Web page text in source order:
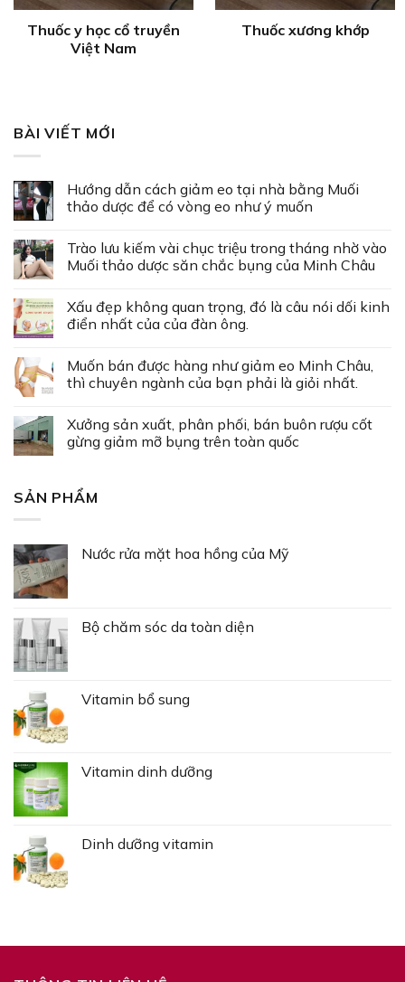
Thuốc y học cổ truyền
Việt Nam
Thuốc xương khớp
BÀI VIẾT MỚI
Hướng dẫn cách giảm eo tại nhà bằng Muối
thảo dược để có vòng eo như ý muốn
Trào lưu kiếm vài chục triệu trong tháng nhờ vào
Muối thảo dược săn chắc bụng của Minh Châu
Xấu đẹp không quan trọng, đó là câu nói dối kinh
điển nhất của của đàn ông.
Muốn bán được hàng như giảm eo Minh Châu,
thì chuyên ngành của bạn phải là giỏi nhất.
Xưởng sản xuất, phân phối, bán buôn rượu cốt
gừng giảm mỡ bụng trên toàn quốc
SẢN PHẨM
Nước rửa mặt hoa hồng của Mỹ
Bộ chăm sóc da toàn diện
Vitamin bổ sung
Vitamin dinh dưỡng
Dinh dưỡng vitamin